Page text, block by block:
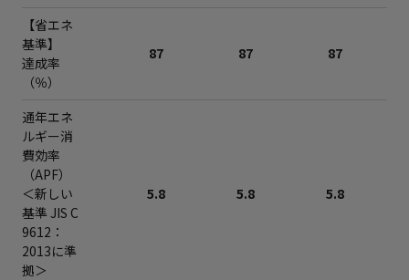
【省エネ
基準】
達成率
（％）
87 87 87
通年エネ
ルギー消
費効率
（APF）
＜新しい
基準 JIS C
9612：
2013に準
拠＞
5.8 5.8 5.8